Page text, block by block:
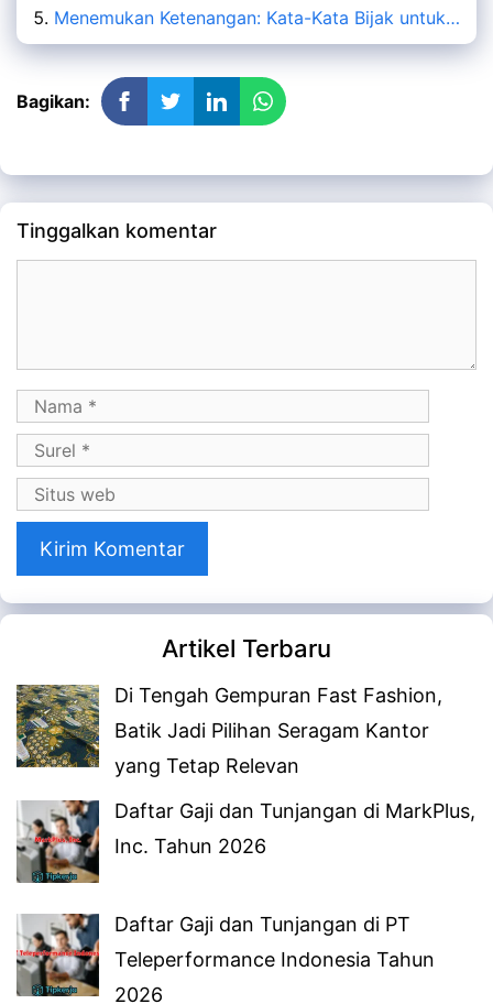
Menemukan Ketenangan: Kata-Kata Bijak untuk…
Bagikan:
Tinggalkan komentar
Nama
Surel
Situs
web
Artikel Terbaru
Di Tengah Gempuran Fast Fashion,
Batik Jadi Pilihan Seragam Kantor
yang Tetap Relevan
Daftar Gaji dan Tunjangan di MarkPlus,
Inc. Tahun 2026
Daftar Gaji dan Tunjangan di PT
Teleperformance Indonesia Tahun
2026